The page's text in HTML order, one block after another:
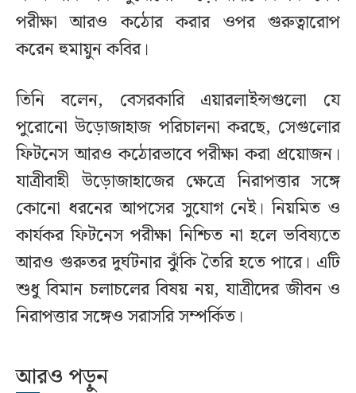
পরীক্ষা আরও কঠোর করার ওপর গুরুত্বারোপ
করেন হুমায়ুন কবির।
তিনি বলেন, বেসরকারি এয়ারলাইন্সগুলো যে
পুরোনো উড়োজাহাজ পরিচালনা করছে, সেগুলোর
ফিটনেস আরও কঠোরভাবে পরীক্ষা করা প্রয়োজন।
যাত্রীবাহী উড়োজাহাজের ক্ষেত্রে নিরাপত্তার সঙ্গে
কোনো ধরনের আপসের সুযোগ নেই। নিয়মিত ও
কার্যকর ফিটনেস পরীক্ষা নিশ্চিত না হলে ভবিষ্যতে
আরও গুরুতর দুর্ঘটনার ঝুঁকি তৈরি হতে পারে। এটি
শুধু বিমান চলাচলের বিষয় নয়, যাত্রীদের জীবন ও
নিরাপত্তার সঙ্গেও সরাসরি সম্পর্কিত।
আরও পড়ুন